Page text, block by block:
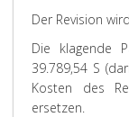
Der Revision
Die klagende
39.789,54 S
Kosten des
ersetzen.